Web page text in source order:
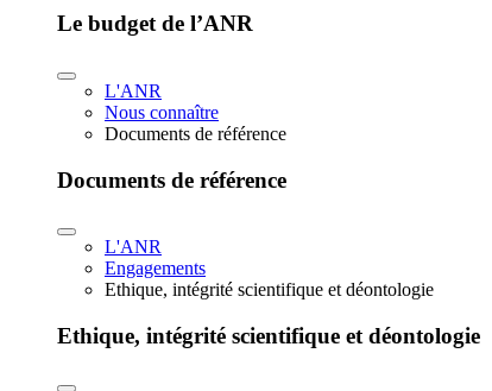
Le budget de l’ANR
L'ANR
Nous connaître
Documents de référence
Documents de référence
L'ANR
Engagements
Ethique, intégrité scientifique et déontologie
Ethique, intégrité scientifique et déontologie